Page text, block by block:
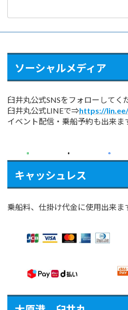
ソーシャルメディア
臼井丸公式SNSをフォローしてく
臼井丸公式LINEで⇒https://
イベント配信・乗船予約も出来ま
キャッシュレス
乗船料、仕掛け代金に使用出来ま